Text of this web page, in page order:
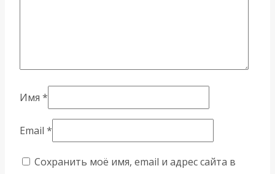
Имя *
Email *
Сохранить моё имя, email и адрес сайта в